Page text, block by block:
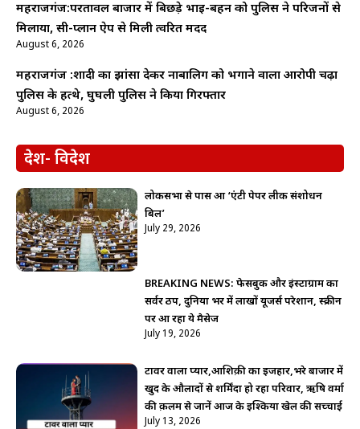
महराजगंज:परतावल बाजार में बिछड़े भाई-बहन को पुलिस ने परिजनों से
मिलाया, सी-प्लान ऐप से मिली त्वरित मदद
August 6, 2026
महराजगंज :शादी का झांसा देकर नाबालिग को भगाने वाला आरोपी चढ़ा
पुलिस के हत्थे, घुघली पुलिस ने किया गिरफ्तार
August 6, 2026
देश- विदेश
लोकसभा से पास हुआ ‘एंटी पेपर लीक संशोधन
बिल’
July 29, 2026
BREAKING NEWS: फेसबुक और इंस्टाग्राम का
सर्वर ठप, दुनिया भर में लाखों यूजर्स परेशान, स्क्रीन
पर आ रहा ये मैसेज
July 19, 2026
टावर वाला प्यार,आशिक़ी का इजहार,भरे बाजार में
खुद के औलादों से शर्मिंदा हो रहा परिवार, ऋषि वर्मा
की क़लम से जानें आज के इश्किया खेल की सच्चाई
July 13, 2026